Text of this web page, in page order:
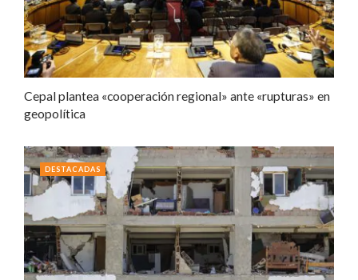
Cepal plantea «cooperación regional» ante «rupturas» en
geopolítica
DESTACADAS